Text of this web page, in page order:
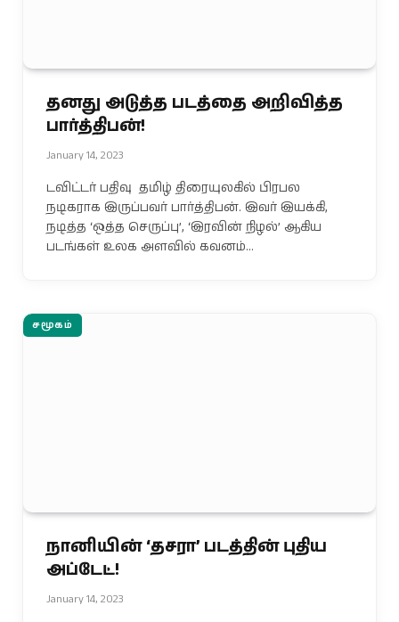
தனது அடுத்த படத்தை அறிவித்த
பார்த்திபன்!
January 14, 2023
டவிட்டர் பதிவு தமிழ் திரையுலகில் பிரபல
நடிகராக இருப்பவர் பார்த்திபன். இவர் இயக்கி,
நடித்த ‘ஒத்த செருப்பு’, ‘இரவின் நிழல்’ ஆகிய
படங்கள் உலக அளவில் கவனம்…
சமூகம்
நானியின் ‘தசரா’ படத்தின் புதிய
அப்டேட்!
January 14, 2023